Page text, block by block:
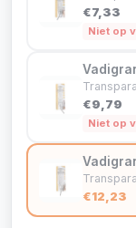
€7,33
Niet op
€9,79
Niet op
€12,23